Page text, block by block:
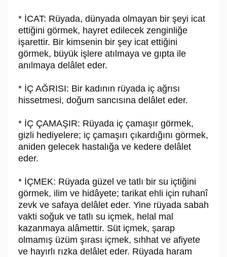
* İCAT: Rüyada, dünyada olmayan bir şeyi icat
ettiğini görmek, hayret edilecek zenginliğe
işarettir. Bir kimsenin bir şey icat ettiğini
görmek, büyük işlere atılmaya ve gıpta ile
anılmaya delâlet eder.
* İÇ AĞRISI: Bir kadının rüyada iç ağrısı
hissetmesi, doğum sancısına delâlet eder.
* İÇ ÇAMAŞIR: Rüyada iç çamaşır görmek,
gizli hediyelere; iç çamaşırı çıkardığını görmek,
aniden gelecek hastalığa ve kedere delâlet
eder.
* İÇMEK: Rüyada güzel ve tatlı bir su içtiğini
görmek, ilim ve hidâyete; tarikat ehli için ruhanî
zevk ve safaya delâlet eder. Yine rüyada sabah
vakti soğuk ve tatlı su içmek, helal mal
kazanmaya alâmettir. Süt içmek, şarap
olmamış üzüm şırası içmek, sıhhat ve afiyete
ve hayırlı rızka delâlet eder. Rüyada haram